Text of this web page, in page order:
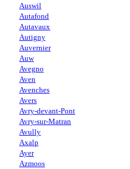
Auswil
Autafond
Autavaux
Autigny
Auvernier
Auw
Avegno
Aven
Avenches
Avers
Avry-devant-Pont
Avry-sur-Matran
Avully
Axalp
Ayer
Azmoos